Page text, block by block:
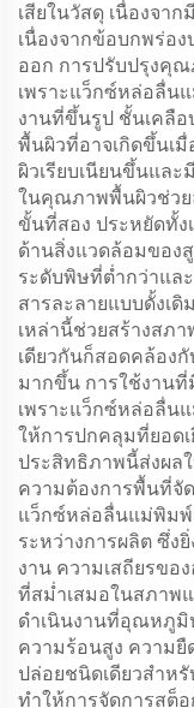
เสียในวัสดุ เนื่องจา
เนื่องจากข้อบกพร่อ
ออก การปรับปรุงคุ
เพราะแว็กซ์หล่อลื่น
งานที่ขึ้นรูป ชั้นเคลื
พื้นผิวที่อาจเกิดขึ้นเ
ผิวเรียบเนียนขึ้นแล
ในคุณภาพพื้นผิวช่วย
ขั้นที่สอง ประหยัดทั้ง
ด้านสิ่งแวดล้อมของ
ระดับพิษที่ต่ำกว่าแล
สารละลายแบบดั้งเ
เหล่านี้ช่วยสร้างสภ
เดียวกันก็สอดคล้อง
มากขึ้น การใช้งาน
เพราะแว็กซ์หล่อลื่น
ให้การปกคลุมที่ยอด
ประสิทธิภาพนี้ส่งผล
ความต้องการพื้นที่จั
แว็กซ์หล่อลื่นแม่พิมพ์
ระหว่างการผลิต ซึ่ง
งาน ความเสถียรข
ที่สม่ำเสมอในสภาพ
ดำเนินงานที่อุณหภูมิ
ความร้อนสูง ความ
ปล่อยชนิดเดียวสำห
ทำให้การจัดการสต็